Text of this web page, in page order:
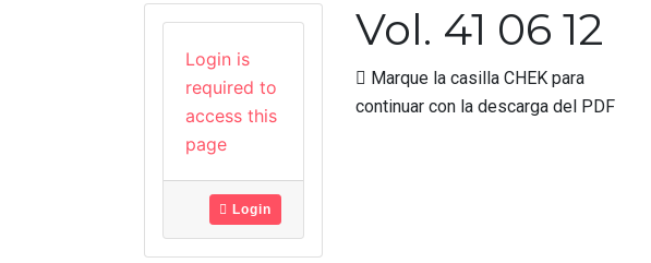
Login is
required to
access this
page
Login
Vol. 41 06 12
Marque la casilla CHEK para
continuar con la descarga del PDF